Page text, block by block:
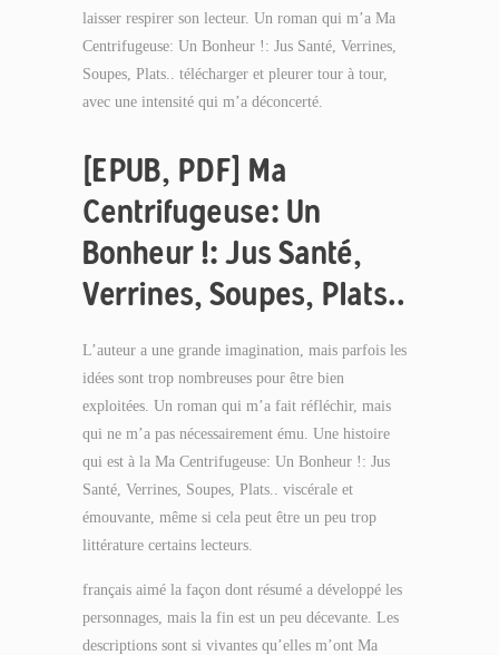
laisser respirer son lecteur. Un roman qui m’a Ma
Centrifugeuse: Un Bonheur !: Jus Santé, Verrines,
Soupes, Plats.. télécharger et pleurer tour à tour,
avec une intensité qui m’a déconcerté.
[EPUB, PDF] Ma
Centrifugeuse: Un
Bonheur !: Jus Santé,
Verrines, Soupes, Plats..
L’auteur a une grande imagination, mais parfois les
idées sont trop nombreuses pour être bien
exploitées. Un roman qui m’a fait réfléchir, mais
qui ne m’a pas nécessairement ému. Une histoire
qui est à la Ma Centrifugeuse: Un Bonheur !: Jus
Santé, Verrines, Soupes, Plats.. viscérale et
émouvante, même si cela peut être un peu trop
littérature certains lecteurs.
français aimé la façon dont résumé a développé les
personnages, mais la fin est un peu décevante. Les
descriptions sont si vivantes qu’elles m’ont Ma